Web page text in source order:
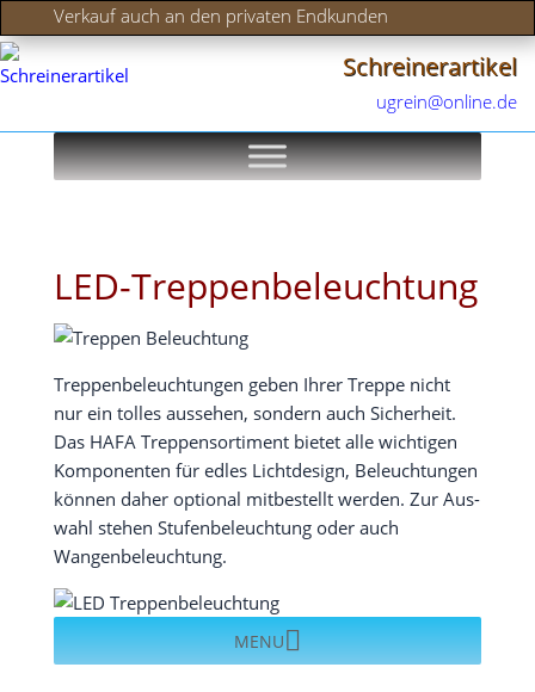
Verkauf auch an den privaten Endkunden
Schreinerartikel
ugrein@online.de
LED-Treppenbeleuchtung
Trep­pen­be­leuch­tun­gen geben Ihrer Trep­pe nicht
nur ein tol­les aus­se­hen, son­dern auch Sicher­heit.
Das HAFA Trep­pen­so­r­ti­ment bie­tet alle wich­ti­gen
Kom­po­nen­ten für edles Licht­de­sign, Beleuch­tun­gen
kön­nen daher optio­nal mit­be­stellt wer­den. Zur Aus­
wahl ste­hen Stu­fen­be­leuch­tung oder auch
Wangenbeleuchtung.
MENU